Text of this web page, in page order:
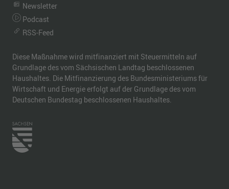
Newsletter
Podcast
RSS-Feed
Diese Maßnahme wird mitfinanziert mit Steuermitteln auf
Grundlage des vom Sächsischen Landtag beschlossenen
Haushaltes. Die Mitfinanzierung des Bundesministeriums für
Wirtschaft und Energie erfolgt auf der Grundlage des vom
Deutschen Bundestag beschlossenen Haushaltes.